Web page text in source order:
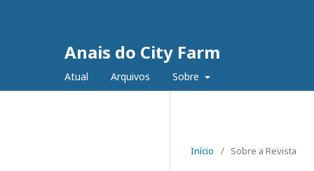
Anais do City Farm
Atual Arquivos Sobre
Início / Sobre a Revista